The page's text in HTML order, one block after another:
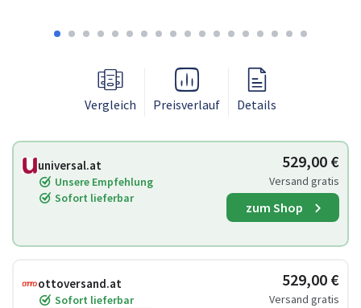
Vergleich Preisverlauf Details
universal.at
Unsere Empfehlung
Sofort lieferbar
529,00 €
Versand gratis
zum Shop
ottoversand.at
Sofort lieferbar
529,00 €
Versand gratis